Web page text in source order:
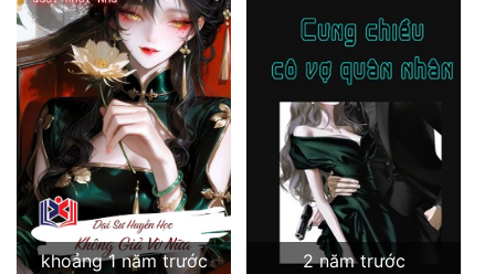
Vô Sỉ
Điềm Đạm
khoảng 1 năm trước
2 năm trước